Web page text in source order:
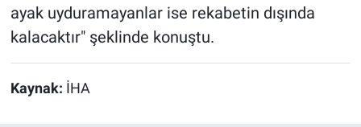
ayak uyduramayanlar ise rekabetin dışında
kalacaktır" şeklinde konuştu.
Kaynak: İHA